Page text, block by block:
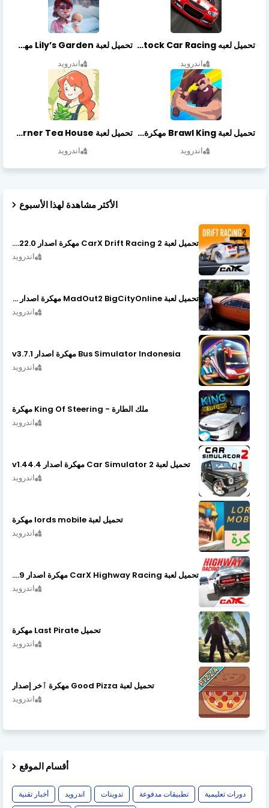
تحميل لعبه Stock Car Racing مهكرة أخر إصدار
اندرويد
تحميل لعبة Lily’s Garden مهكرة أخر إصدار
اندرويد
تحميل لعبة Brawl King مهكرة أخر إصدار
اندرويد
تحميل لعبة Little Corner Tea House مهكرة أخر إصدار
اندرويد
الأكثر مشاهدة لهذا الأسبوع
تحميل لعبة CarX Drift Racing 2 مهكرة اصدار v1.22.0
اندرويد
تحميل لعبة MadOut2 BigCityOnline مهكرة اصدار v10.48
اندرويد
Bus Simulator Indonesia مهكرة اصدار v3.7.1
اندرويد
ملك الطارة - King Of Steering مهكرة
اندرويد
تحميل لعبة Car Simulator 2 مهكرة اصدار v1.44.4
اندرويد
تحميل لعبة lords mobile مهكرة
اندرويد
تحميل لعبة CarX Highway Racing مهكرة اصدار v1.74.9
اندرويد
تحميل Last Pirate مهكرة
اندرويد
تحميل لعبة Good Pizza مهكرة ٱخر إصدار
اندرويد
أقسام الموقع
أخبار تقنية اندرويد تدوينات تطبيقات مدفوعة
دورات تعليمية